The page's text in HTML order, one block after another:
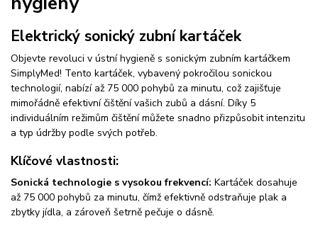
Elektrický sonický zubní kartáček
Objevte revoluci v ústní hygieně s sonickým zubním kartáčkem
SimplyMed! Tento kartáček, vybavený pokročilou sonickou
technologií, nabízí až 75 000 pohybů za minutu, což zajišťuje
mimořádně efektivní čištění vašich zubů a dásní. Díky 5
individuálním režimům čištění můžete snadno přizpůsobit intenzitu
a typ údržby podle svých potřeb.
Klíčové vlastnosti:
Sonická technologie s vysokou frekvencí: Kartáček dosahuje
až 75 000 pohybů za minutu, čímž efektivně odstraňuje plak a
zbytky jídla, a zároveň šetrně pečuje o dásně.